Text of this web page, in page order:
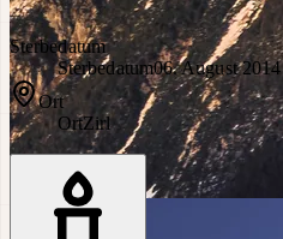
Sterbedatum
Sterbedatum06. August 2014
Ort
OrtZirl